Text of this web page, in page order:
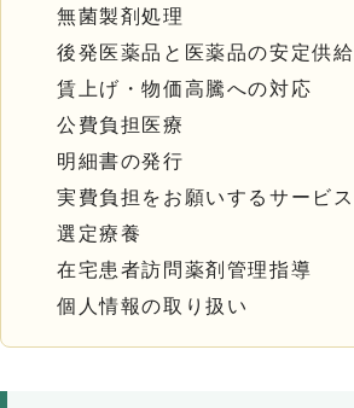
無菌製剤処理
後発医薬品と医薬品の安定供給
賃上げ・物価高騰への対応
公費負担医療
明細書の発行
実費負担をお願いするサービス
選定療養
在宅患者訪問薬剤管理指導
個人情報の取り扱い